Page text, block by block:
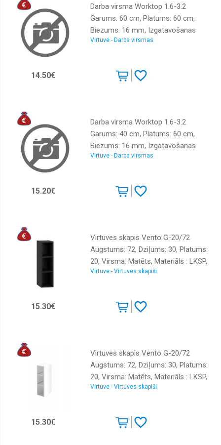
Darba virsma Worktop 1.6-3.2
Garums: 60 cm, Platums: 60 cm,
Biezums: 16 mm, Izgatavošanas
materiāls: LKSP + PVH, Krāsa: ozols
Virtuve - Darba virsmas
14.50€
Darba virsma Worktop 1.6-3.2
Garums: 40 cm, Platums: 60 cm,
Biezums: 16 mm, Izgatavošanas
materiāls: LKSP + PVH, Krāsa: melni
Virtuve - Darba virsmas
15.20€
Virtuves skapis Vento G-20/72
Augstums: 72, Dziļums: 30, Platums:
20, Virsma: Matēts, Materiāls : LKSP,
Krāsa: melns
Virtuve - Virtuves skapiši
15.30€
Virtuves skapis Vento G-20/72
Augstums: 72, Dziļums: 30, Platums:
20, Virsma: Matēts, Materiāls : LKSP,
Krāsa: balts
Virtuve - Virtuves skapiši
15.30€